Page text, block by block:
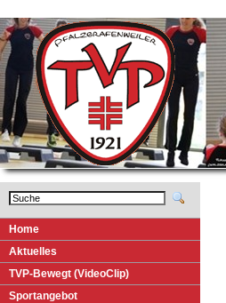
Home
Aktuelles
TVP-Bewegt (VideoClip)
Sportangebot